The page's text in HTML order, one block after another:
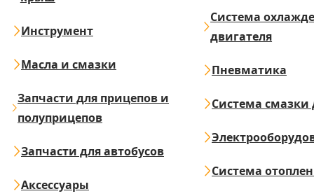
Инструмент
Масла и смазки
Запчасти для прицепов и
полуприцепов
Запчасти для автобусов
Аксессуары
Система
двигателя
Пневматика
Система смазки
Система